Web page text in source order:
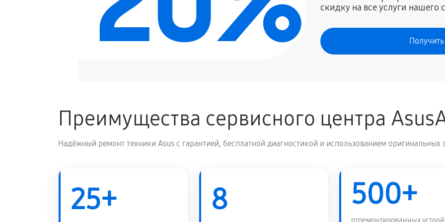
Замена электронных компонентов
скидку на все услуги нашего
Преимущества сервисного центра
Надёжный ремонт техники Asus с гарантией, бесплатной диагностикой и использованием оригинальных
25+ 8 500+
отремонтированных